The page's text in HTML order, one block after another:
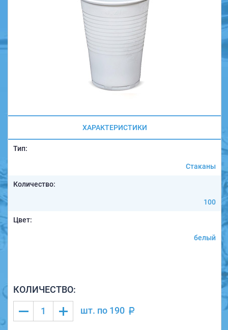
ХАРАКТЕРИСТИКИ
Тип:
Стаканы
Количество:
100
Цвет:
белый
КОЛИЧЕСТВО:
шт. по 190